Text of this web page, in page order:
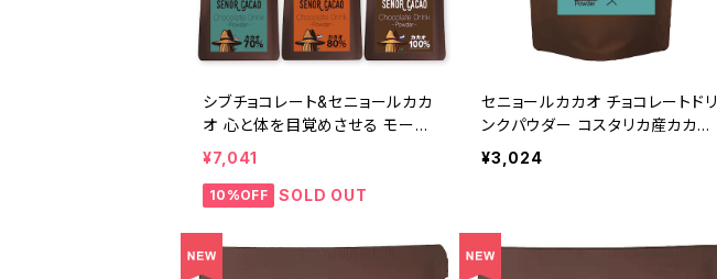
シブチョコレート&セニョールカカ
オ 心と体を目覚めさせる モーニ
ング・カカオセット
¥7,041
10%OFF SOLD OUT
セニョールカカオ チョコレートドリ
ンクパウダー コスタリカ産カカオ
¥3,024